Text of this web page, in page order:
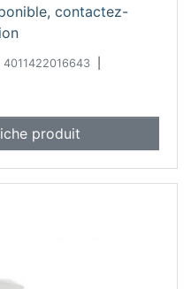
contactez-
4011422016643
produit